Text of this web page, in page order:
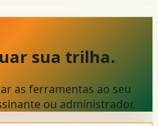
sua trilha.
as ferramentas ao seu
ou administrador.